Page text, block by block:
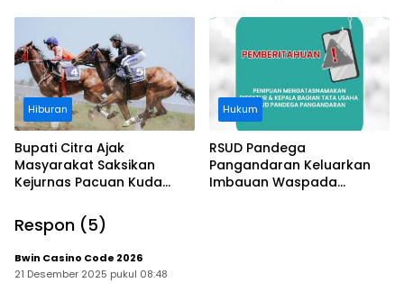
Pantai
Hiburan
Bupati Citra Ajak
Masyarakat Saksikan
Kejurnas Pacuan Kuda
Legokjawa
Hukum
RSUD Pandega
Pangandaran Keluarkan
Imbauan Waspada
Respon (5)
Bwin Casino Code 2026
21 Desember 2025 pukul 08:48